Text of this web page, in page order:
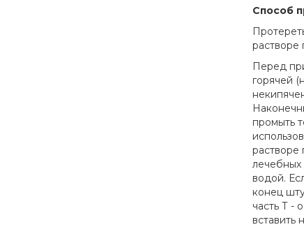
Способ
растворе
Перед
горячей
промыть
растворе
лечебных
водой.
конец
часть Т -
вставить